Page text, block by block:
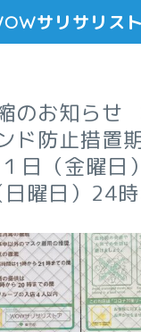
サリサリス
のお知らせ
ド防止措置
日（金曜日
曜日）24